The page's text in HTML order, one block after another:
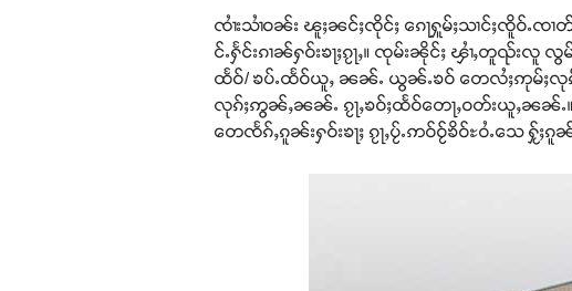
ၸၢႆးသၢႆဝၼ်း ၽူႈၼင်ႈၸိုင်ႈ ၵေႃႁူမ်ႈသၢင်ႈၸိူဝ်ႉၸၢ
င်ႉႁႅင်းၵၢၼ်ႁဝ်းၶႃႈၵႂႃႇ။ ၸုမ်းၼိုင်ႈ ၾၢႆႇတူၺ်း
ထႅဝ်/ ၶပ်ႉထႅဝ်ယူႇ ၼၼ်ႉ ယွၼ်ႉၶဝ် တေလႆႈဢုမ်ႈလုၵ်ႈ
လုၵ်ႈဢွၼ်ႇၼၼ်ႉ ၵႂႃႇၶဝ်ႈထႅဝ်တေႃႇဝတ်းယူႇၼၼ်
တေၸႅၵ်ႇၵူၼ်းႁဝ်းၶႃႈ ၵႂႃႇပႂ်ႉဢဝ်ဝႂ်ၶိဝ်ႊဝႆႉသေ ႁႂ်ႈၵူ